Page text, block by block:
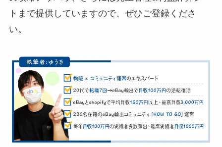
トまで提供していますので、ぜひご登録くださ
い。